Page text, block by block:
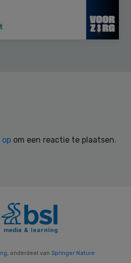
om een reactie te plaatsen.
, onderdeel van Springer Nature